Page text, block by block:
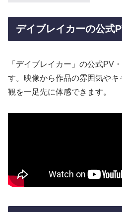
デイブレイカーの公式
「デイブレイカー」の公式PV
す。映像から作品の雰囲気や
観を一足先に体感できます。